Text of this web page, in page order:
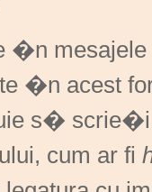
�n
�n acest
s�
cum ar fi